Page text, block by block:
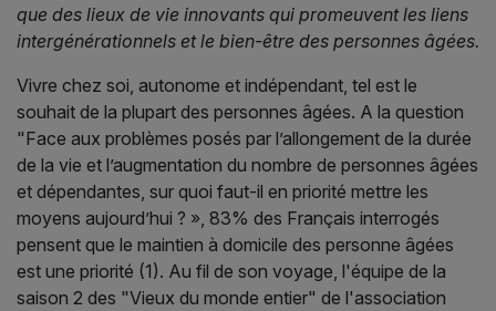
que des lieux de vie innovants qui promeuvent les liens
intergénérationnels et le bien-être des personnes âgées.
Vivre chez soi, autonome et indépendant, tel est le
souhait de la plupart des personnes âgées. A la question
"Face aux problèmes posés par l’allongement de la durée
de la vie et l’augmentation du nombre de personnes âgées
et dépendantes, sur quoi faut-il en priorité mettre les
moyens aujourd’hui ? », 83% des Français interrogés
pensent que le maintien à domicile des personne âgées
est une priorité (1). Au fil de son voyage, l'équipe de la
saison 2 des "Vieux du monde entier" de l'association